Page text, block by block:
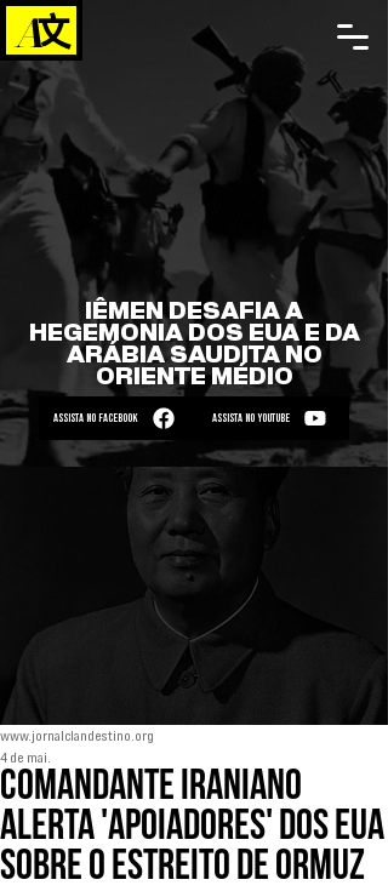
IÊMEN DESAFIA A
HEGEMONIA DOS EUA E DA
ARÁBIA SAUDITA NO
ORIENTE MÉDIO
ASSISTA NO FACEBOOK ASSISTA NO YOUTUBE
Comandante iraniano
alerta 'apoiadores' dos EUA
sobre o Estreito de Ormuz
www.jornalclandestino.org
4 de mai.